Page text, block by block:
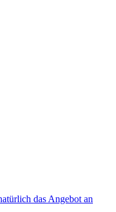
das Angebot an